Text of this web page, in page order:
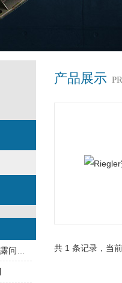
产品展示
共 1 条记录，当